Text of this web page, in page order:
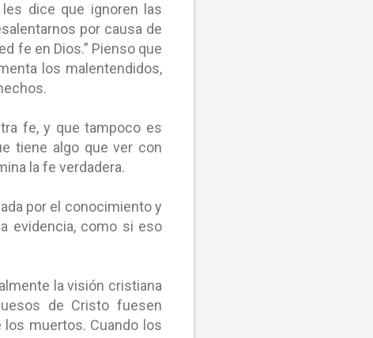
dice que ignoren las
por causa de
fe en Dios.” Pienso que
los malentendidos,
fe, y que tampoco es
tiene algo que ver con
la fe verdadera.
por el conocimiento y
evidencia, como si eso
la visión cristiana
de Cristo fuesen
muertos. Cuando los